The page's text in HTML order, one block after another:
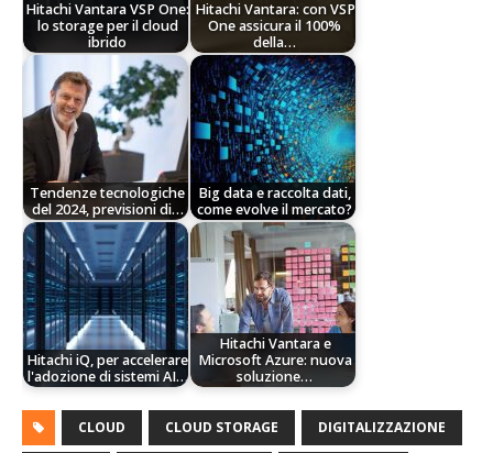
Hitachi Vantara VSP One:
lo storage per il cloud
ibrido
Hitachi Vantara: con VSP
One assicura il 100%
della…
Tendenze tecnologiche
del 2024, previsioni di…
Big data e raccolta dati,
come evolve il mercato?
Hitachi iQ, per accelerare
l'adozione di sistemi AI…
Hitachi Vantara e
Microsoft Azure: nuova
soluzione…
CLOUD CLOUD STORAGE DIGITALIZZAZIONE